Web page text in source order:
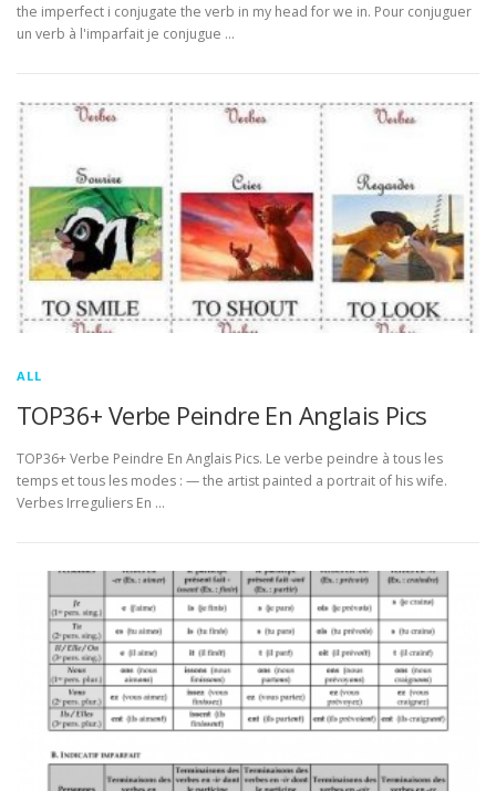
the imperfect i conjugate the verb in my head for we in. Pour conjuguer
un verb à l'imparfait je conjugue …
ALL
TOP36+ Verbe Peindre En Anglais Pics
TOP36+ Verbe Peindre En Anglais Pics. Le verbe peindre à tous les
temps et tous les modes : — the artist painted a portrait of his wife.
Verbes Irreguliers En …